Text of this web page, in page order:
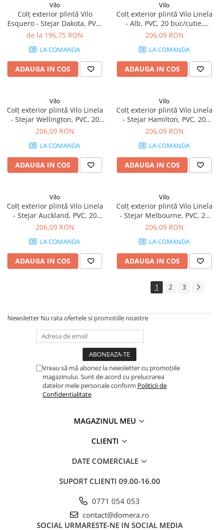
Vilo
Colț exterior plintă Vilo
Esquero - Stejar Dakota, PVC,
20 buc/cutie, compatibil
de la 196,75 RON
LA COMANDA
ADAUGA IN COS
Vilo
Colț exterior plintă Vilo Linela
- Alb, PVC, 20 buc/cutie,
compatibil plintă 80 mm
206,09 RON
LA COMANDA
ADAUGA IN COS
Vilo
Colț exterior plintă Vilo Linela
- Stejar Wellington, PVC, 20
buc/cutie, compatibil plintă
206,09 RON
LA COMANDA
ADAUGA IN COS
Vilo
Colț exterior plintă Vilo Linela
- Stejar Hamilton, PVC, 20
buc/cutie, compatibil plintă
206,09 RON
LA COMANDA
ADAUGA IN COS
Vilo
Colț exterior plintă Vilo Linela
- Stejar Auckland, PVC, 20
buc/cutie, compatibil plintă
206,09 RON
LA COMANDA
ADAUGA IN COS
Vilo
Colț exterior plintă Vilo Linela
- Stejar Melbourne, PVC, 20
buc/cutie, compatibil plintă
206,09 RON
LA COMANDA
ADAUGA IN COS
1 2 3
Newsletter Nu rata ofertele si promotiile noastre
Vreau să mă abonez la newsletter cu promoțiile
magazinului. Sunt de acord cu prelucrarea
datelor mele personale conform Politicii de
Confidentialitate
MAGAZINUL MEU
CLIENTI
DATE COMERCIALE
SUPORT CLIENTI 09.00-16.00
0771 054 053
contact@domera.ro
SOCIAL URMARESTE-NE IN SOCIAL MEDIA